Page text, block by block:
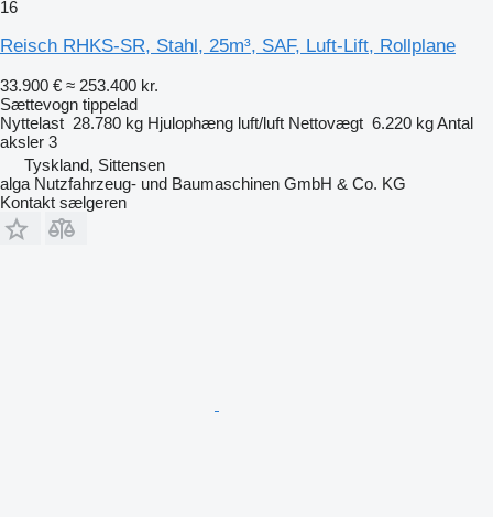
16
Reisch RHKS-SR, Stahl, 25m³, SAF, Luft-Lift, Rollplane
33.900 € ≈ 253.400 kr.
Sættevogn tippelad
Nyttelast 28.780 kg Hjulophæng luft/luft Nettovægt 6.220 kgAntal
aksler 3
Tyskland, Sittensen
alga Nutzfahrzeug- und Baumaschinen GmbH & Co. KG
Kontakt sælgeren